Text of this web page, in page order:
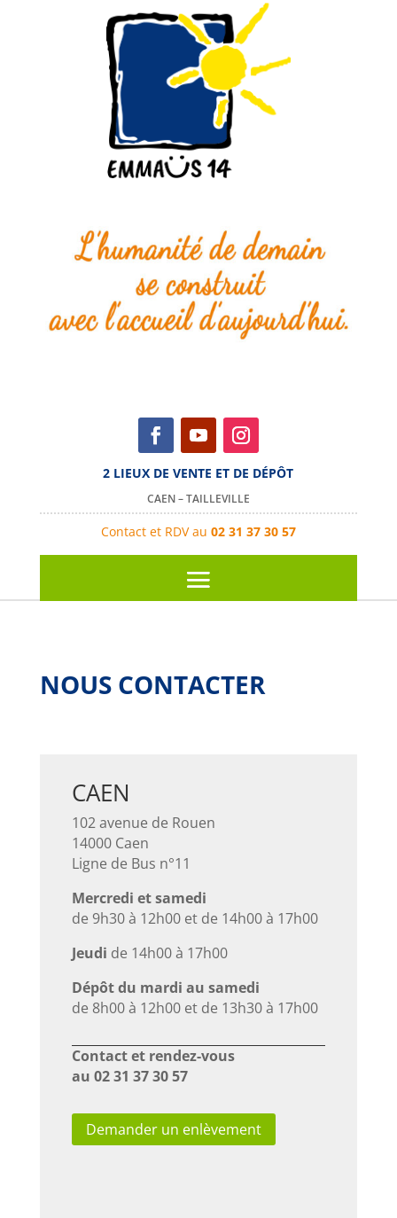
2 LIEUX DE VENTE ET DE DÉPÔT
CAEN – TAILLEVILLE
Contact et RDV au 02 31 37 30 57
NOUS CONTACTER
CAEN
102 avenue de Rouen
14000 Caen
Ligne de Bus n°11
Mercredi et samedi
de 9h30 à 12h00 et de 14h00 à 17h00
Jeudi de 14h00 à 17h00
Dépôt du mardi au samedi
de 8h00 à 12h00 et de 13h30 à 17h00
Contact et rendez-vous
au 02 31 37 30 57
Demander un enlèvement